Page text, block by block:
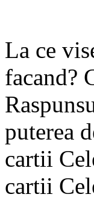
La ce
facand?
puterea
cartii
cartii